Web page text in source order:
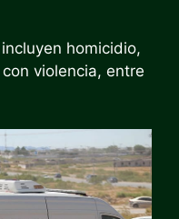
homicidio,
violencia, entre